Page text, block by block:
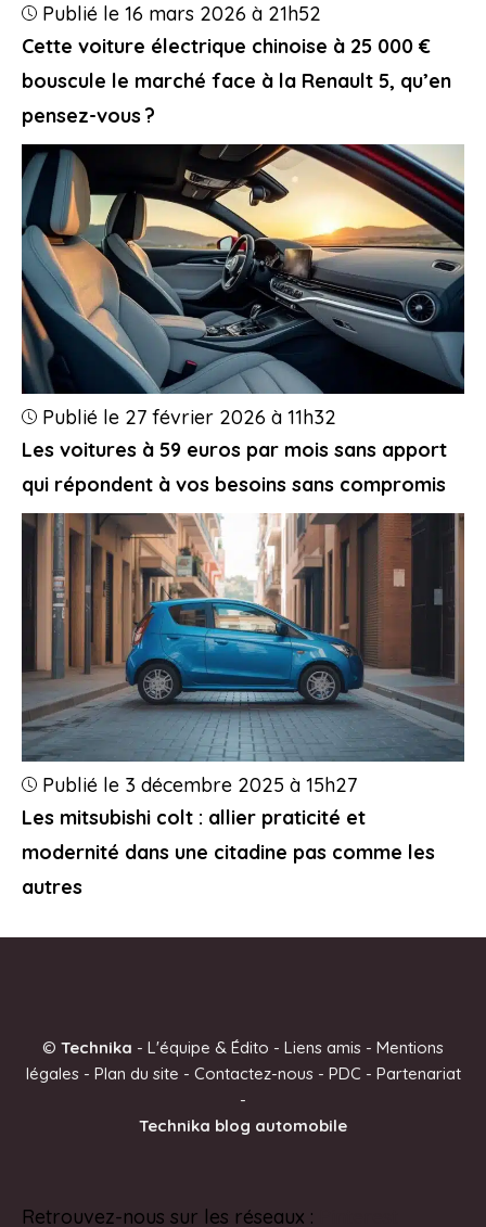
Cette voiture électrique chinoise à 25 000 €
bouscule le marché face à la Renault 5, qu’en
pensez-vous ?
Publié le 16 mars 2026 à 21h52
Les voitures à 59 euros par mois sans apport
qui répondent à vos besoins sans compromis
Publié le 27 février 2026 à 11h32
Les mitsubishi colt : allier praticité et
modernité dans une citadine pas comme les
autres
Publié le 3 décembre 2025 à 15h27
© Technika - L'équipe & Édito - Liens amis - Mentions
légales- Plan du site - Contactez-nous- PDC - Partenariat
-
Technika blog automobile
Retrouvez-nous sur les réseaux :